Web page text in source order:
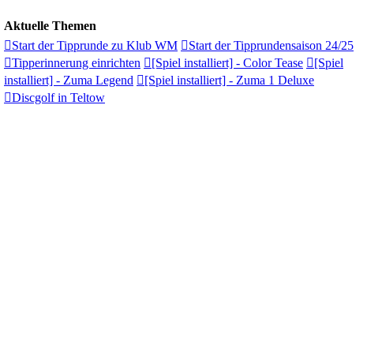
Aktuelle Themen
Start der Tipprunde zu Klub WM
Start der Tipprundensaison 24/25
Tipperinnerung einrichten
[Spiel installiert] - Color Tease
[Spiel
installiert] - Zuma Legend
[Spiel installiert] - Zuma 1 Deluxe
Discgolf in Teltow